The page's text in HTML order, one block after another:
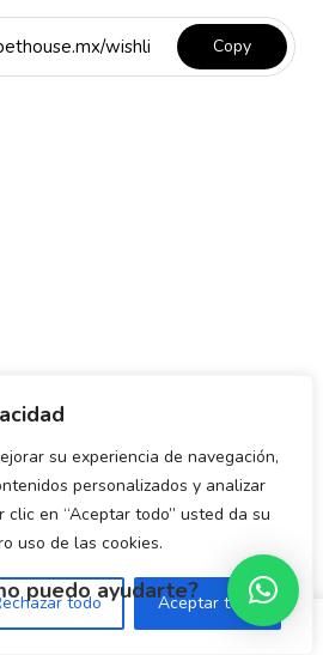
su experiencia de navegación,
personalizados y analizar
en “Aceptar todo” usted da su
uso de las cookies.
todo Aceptar todo
puedo ayudarte?